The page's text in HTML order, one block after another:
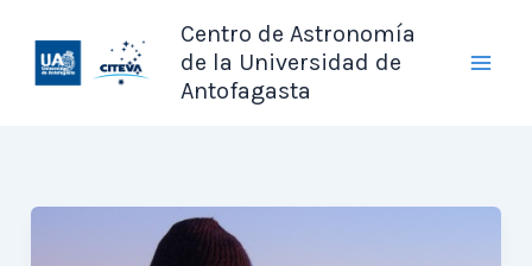
contenido
Centro de Astronomía
de la Universidad de
Antofagasta